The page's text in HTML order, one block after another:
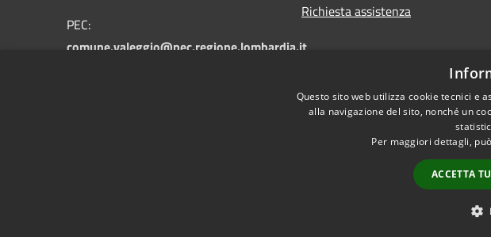
PEC:
comune.valeggio@pec.regione.lombardia.it
Richiesta assistenza
Questo sito web utilizza cookie tecnici e
alla navigazione del sito, nonché un
Per maggiori dettagli,
ACCETTA